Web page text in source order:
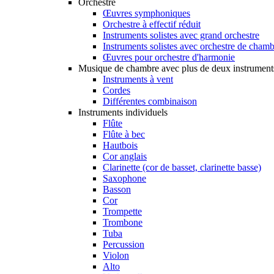
Œuvres symphoniques
Orchestre à effectif réduit
Instruments solistes avec grand orchestre
Instruments solistes avec orchestre de
Œuvres pour orchestre d'harmonie
Musique de chambre avec plus de deux
Instruments à vent
Cordes
Différentes combinaison
Instruments individuels
Flûte
Flûte à bec
Hautbois
Cor anglais
Clarinette (cor de basset, clarinette basse)
Saxophone
Basson
Cor
Trompette
Trombone
Tuba
Percussion
Violon
Alto